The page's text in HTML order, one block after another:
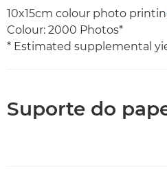
10x15cm colour photo
Colour: 2000 Photos*
* Estimated supplemental
Suporte do